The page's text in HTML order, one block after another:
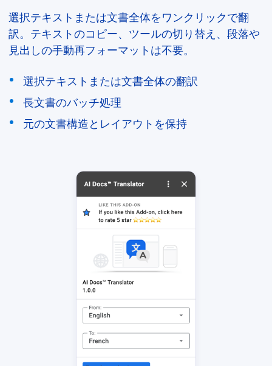
選択テキストまたは文書全体をワンクリックで翻
訳。テキストのコピー、ツールの切り替え、段落や
見出しの手動再フォーマットは不要。
選択テキストまたは文書全体の翻訳
長文書のバッチ処理
元の文書構造とレイアウトを保持